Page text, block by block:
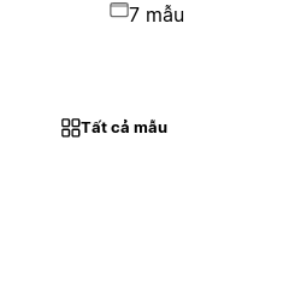
7 mẫu
Tất cả mẫu